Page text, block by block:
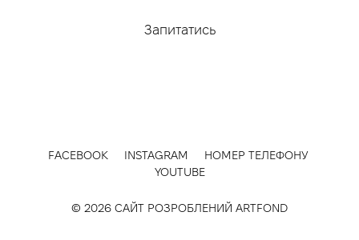
Запитатись
FACEBOOK INSTAGRAM
НОМЕР ТЕЛЕФОНУ
YOUTUBE
© 2026 САЙТ РОЗРОБЛЕНИЙ ARTFOND